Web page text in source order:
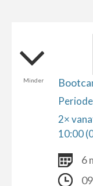
Minder
2×
10:00
6